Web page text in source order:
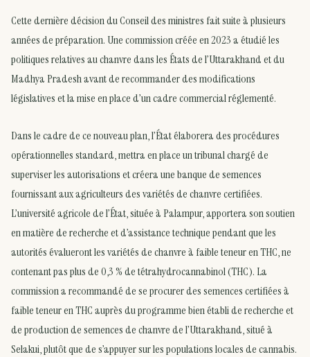
Cette dernière décision du Conseil des ministres fait suite à plusieurs
années de préparation. Une commission créée en 2023 a étudié les
politiques relatives au chanvre dans les États de l’Uttarakhand et du
Madhya Pradesh avant de recommander des modifications
législatives et la mise en place d’un cadre commercial réglementé.
Dans le cadre de ce nouveau plan, l’État élaborera des procédures
opérationnelles standard, mettra en place un tribunal chargé de
superviser les autorisations et créera une banque de semences
fournissant aux agriculteurs des variétés de chanvre certifiées.
L’université agricole de l’État, située à Palampur, apportera son soutien
en matière de recherche et d’assistance technique pendant que les
autorités évalueront les variétés de chanvre à faible teneur en THC, ne
contenant pas plus de 0,3 % de tétrahydrocannabinol (THC). La
commission a recommandé de se procurer des semences certifiées à
faible teneur en THC auprès du programme bien établi de recherche et
de production de semences de chanvre de l’Uttarakhand, situé à
Selakui, plutôt que de s’appuyer sur les populations locales de cannabis.